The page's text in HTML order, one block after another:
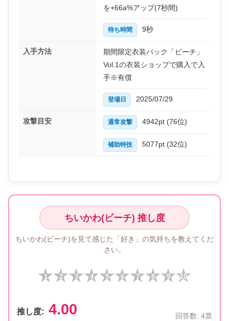
を+66a%アップ(7秒間)
待ち時間 9秒
入手方法
期間限定衣装パック「ビーチ」
Vol.1の衣装ショップで購入で入
手※有償
登場日 2025/07/29
攻撃目安 通常攻撃 4942pt (76位)
補助特技 5077pt (32位)
ちいかわ(ビーチ) 推し度
ちいかわ(ビーチ)を見て感じた「好き」の気持ちを教えてくだ
さい。
10
9
8
7
6
5
4
3
2
1
推し度: 4.00 回答数: 4票